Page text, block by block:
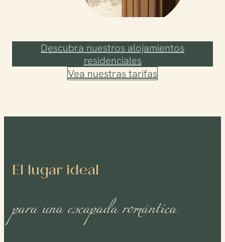
Descubra nuestros alojamientos
residenciales
Vea nuestras tarifas
El lugar ideal
para una escapada romántica